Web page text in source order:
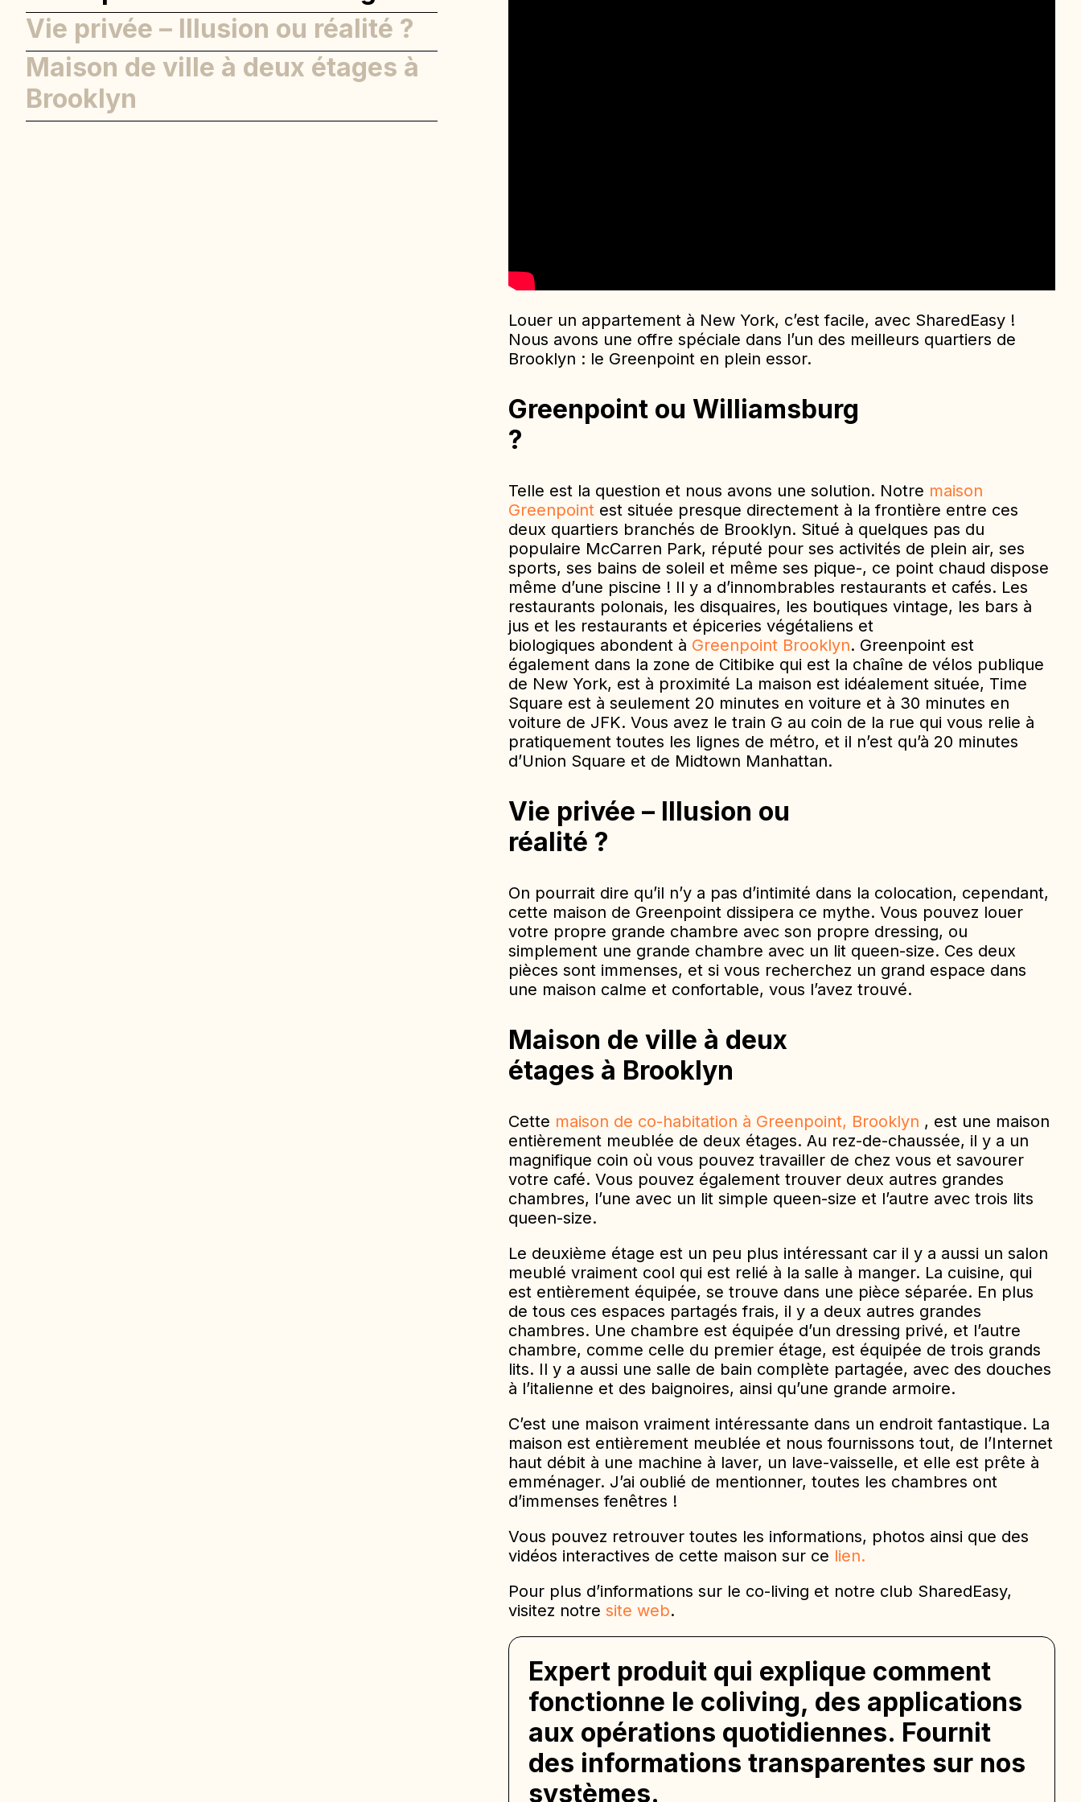
Vie privée – Illusion ou réalité ?
Maison de ville à deux étages à
Brooklyn
Louer un appartement à New York, c’est facile, avec SharedEasy !
Nous avons une offre spéciale dans l’un des meilleurs quartiers de
Brooklyn : le Greenpoint en plein essor.
Greenpoint ou Williamsburg
?
Telle est la question et nous avons une solution. Notre maison
Greenpoint est située presque directement à la frontière entre ces
deux quartiers branchés de Brooklyn. Situé à quelques pas du
populaire McCarren Park, réputé pour ses activités de plein air, ses
sports, ses bains de soleil et même ses pique-, ce point chaud dispose
même d’une piscine ! Il y a d’innombrables restaurants et cafés. Les
restaurants polonais, les disquaires, les boutiques vintage, les bars à
jus et les restaurants et épiceries végétaliens et
biologiques abondent à Greenpoint Brooklyn. Greenpoint est
également dans la zone de Citibike qui est la chaîne de vélos publique
de New York, est à proximité La maison est idéalement située, Time
Square est à seulement 20 minutes en voiture et à 30 minutes en
voiture de JFK. Vous avez le train G au coin de la rue qui vous relie à
pratiquement toutes les lignes de métro, et il n’est qu’à 20 minutes
d’Union Square et de Midtown Manhattan.
Vie privée – Illusion ou
réalité ?
On pourrait dire qu’il n’y a pas d’intimité dans la colocation, cependant,
cette maison de Greenpoint dissipera ce mythe. Vous pouvez louer
votre propre grande chambre avec son propre dressing, ou
simplement une grande chambre avec un lit queen-size. Ces deux
pièces sont immenses, et si vous recherchez un grand espace dans
une maison calme et confortable, vous l’avez trouvé.
Maison de ville à deux
étages à Brooklyn
Cette maison de co-habitation à Greenpoint, Brooklyn , est une maison
entièrement meublée de deux étages. Au rez-de-chaussée, il y a un
magnifique coin où vous pouvez travailler de chez vous et savourer
votre café. Vous pouvez également trouver deux autres grandes
chambres, l’une avec un lit simple queen-size et l’autre avec trois lits
queen-size.
Le deuxième étage est un peu plus intéressant car il y a aussi un salon
meublé vraiment cool qui est relié à la salle à manger. La cuisine, qui
est entièrement équipée, se trouve dans une pièce séparée. En plus
de tous ces espaces partagés frais, il y a deux autres grandes
chambres. Une chambre est équipée d’un dressing privé, et l’autre
chambre, comme celle du premier étage, est équipée de trois grands
lits. Il y a aussi une salle de bain complète partagée, avec des douches
à l’italienne et des baignoires, ainsi qu’une grande armoire.
C’est une maison vraiment intéressante dans un endroit fantastique. La
maison est entièrement meublée et nous fournissons tout, de l’Internet
haut débit à une machine à laver, un lave-vaisselle, et elle est prête à
emménager. J’ai oublié de mentionner, toutes les chambres ont
d’immenses fenêtres !
Vous pouvez retrouver toutes les informations, photos ainsi que des
vidéos interactives de cette maison sur ce lien.
Pour plus d’informations sur le co-living et notre club SharedEasy,
visitez notre site web.
Expert produit qui explique comment
fonctionne le coliving, des applications
aux opérations quotidiennes. Fournit
des informations transparentes sur nos
systèmes.